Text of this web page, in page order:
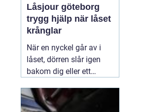
Låsjour göteborg
trygg hjälp när låset
krånglar
När en nyckel går av i
låset, dörren slår igen
bakom dig eller ett
och karm, uppstår ofta
stress och osäkerhet. I